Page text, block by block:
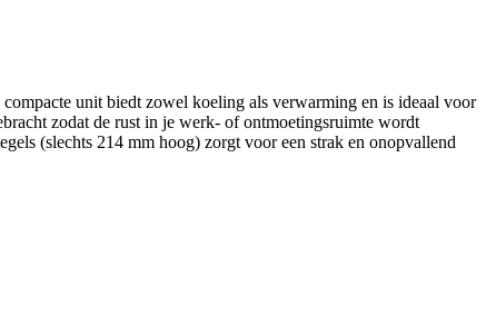
unit biedt zowel koeling als verwarming en is ideaal voor
zodat de rust in je werk- of ontmoetingsruimte wordt
(slechts 214 mm hoog) zorgt voor een strak en onopvallend